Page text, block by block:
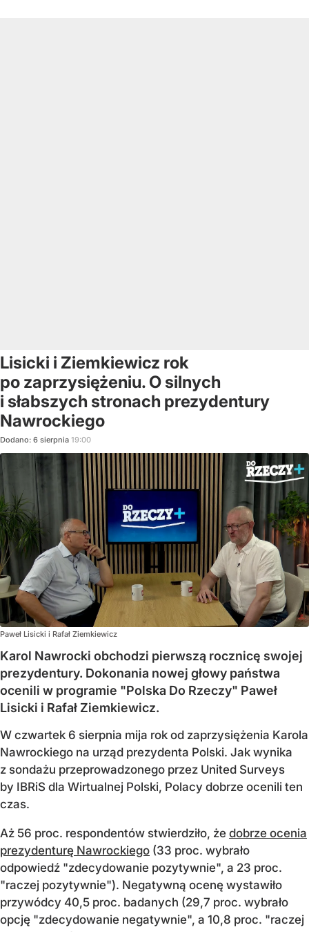
Lisicki i Ziemkiewicz rok
po zaprzysiężeniu. O silnych
i słabszych stronach prezydentury
Nawrockiego
Dodano: 6 sierpnia 19:00
Paweł Lisicki i Rafał Ziemkiewicz
Karol Nawrocki obchodzi pierwszą rocznicę swojej
prezydentury. Dokonania nowej głowy państwa
ocenili w programie "Polska Do Rzeczy" Paweł
Lisicki i Rafał Ziemkiewicz.
W czwartek 6 sierpnia mija rok od zaprzysiężenia Karola
Nawrockiego na urząd prezydenta Polski. Jak wynika
z sondażu przeprowadzonego przez United Surveys
by IBRiS dla Wirtualnej Polski, Polacy dobrze ocenili ten
czas.
Aż 56 proc. respondentów stwierdziło, że dobrze ocenia
prezydenturę Nawrockiego (33 proc. wybrało
odpowiedź "zdecydowanie pozytywnie", a 23 proc.
"raczej pozytywnie"). Negatywną ocenę wystawiło
przywódcy 40,5 proc. badanych (29,7 proc. wybrało
opcję "zdecydowanie negatywnie", a 10,8 proc. "raczej